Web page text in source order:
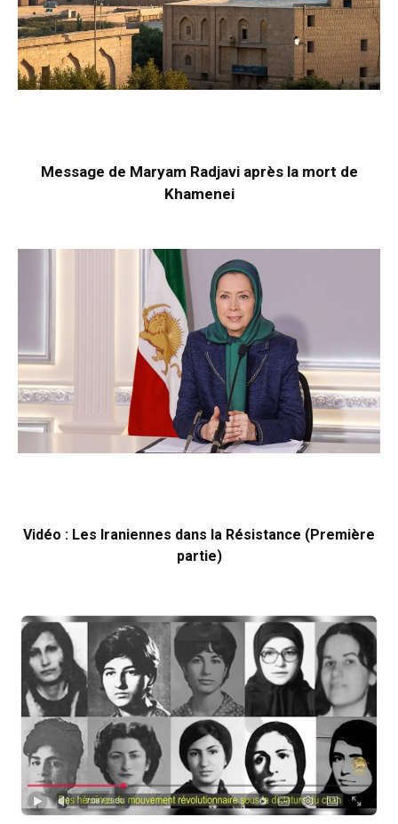
Message de Maryam Radjavi après la mort de
Khamenei
Vidéo : Les Iraniennes dans la Résistance (Première
partie)